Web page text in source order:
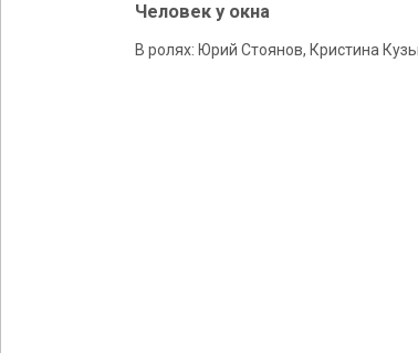
Человек у окна
В ролях: Юрий Стоянов, Кристина